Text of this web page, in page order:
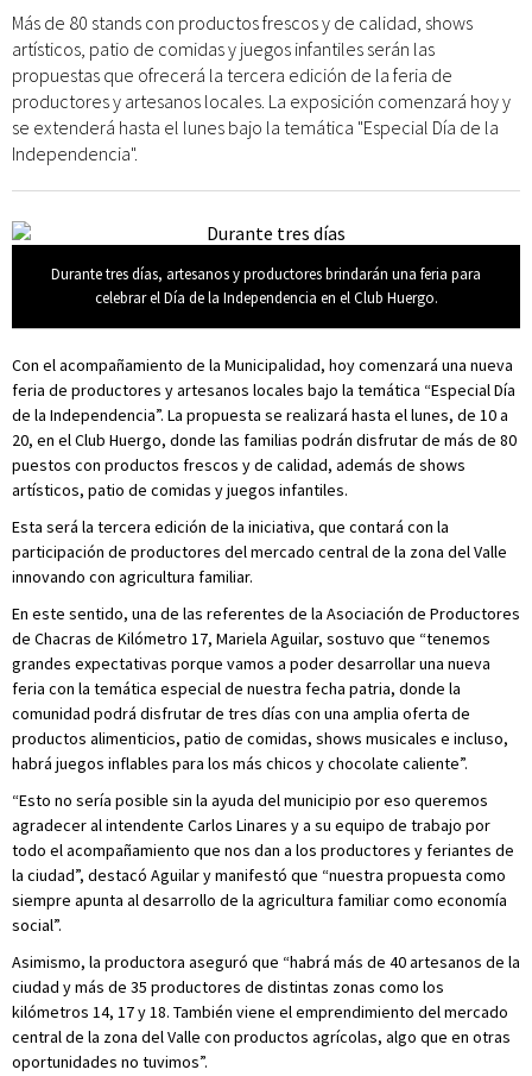
Más de 80 stands con productos frescos y de calidad, shows
artísticos, patio de comidas y juegos infantiles serán las
propuestas que ofrecerá la tercera edición de la feria de
productores y artesanos locales. La exposición comenzará hoy y
se extenderá hasta el lunes bajo la temática "Especial Día de la
Independencia".
Durante tres días, artesanos y productores brindarán una feria para
celebrar el Día de la Independencia en el Club Huergo.
Con el acompañamiento de la Municipalidad, hoy comenzará una nueva
feria de productores y artesanos locales bajo la temática “Especial Día
de la Independencia”. La propuesta se realizará hasta el lunes, de 10 a
20, en el Club Huergo, donde las familias podrán disfrutar de más de 80
puestos con productos frescos y de calidad, además de shows
artísticos, patio de comidas y juegos infantiles.
Esta será la tercera edición de la iniciativa, que contará con la
participación de productores del mercado central de la zona del Valle
innovando con agricultura familiar.
En este sentido, una de las referentes de la Asociación de Productores
de Chacras de Kilómetro 17, Mariela Aguilar, sostuvo que “tenemos
grandes expectativas porque vamos a poder desarrollar una nueva
feria con la temática especial de nuestra fecha patria, donde la
comunidad podrá disfrutar de tres días con una amplia oferta de
productos alimenticios, patio de comidas, shows musicales e incluso,
habrá juegos inflables para los más chicos y chocolate caliente”.
“Esto no sería posible sin la ayuda del municipio por eso queremos
agradecer al intendente Carlos Linares y a su equipo de trabajo por
todo el acompañamiento que nos dan a los productores y feriantes de
la ciudad”, destacó Aguilar y manifestó que “nuestra propuesta como
siempre apunta al desarrollo de la agricultura familiar como economía
social”.
Asimismo, la productora aseguró que “habrá más de 40 artesanos de la
ciudad y más de 35 productores de distintas zonas como los
kilómetros 14, 17 y 18. También viene el emprendimiento del mercado
central de la zona del Valle con productos agrícolas, algo que en otras
oportunidades no tuvimos”.